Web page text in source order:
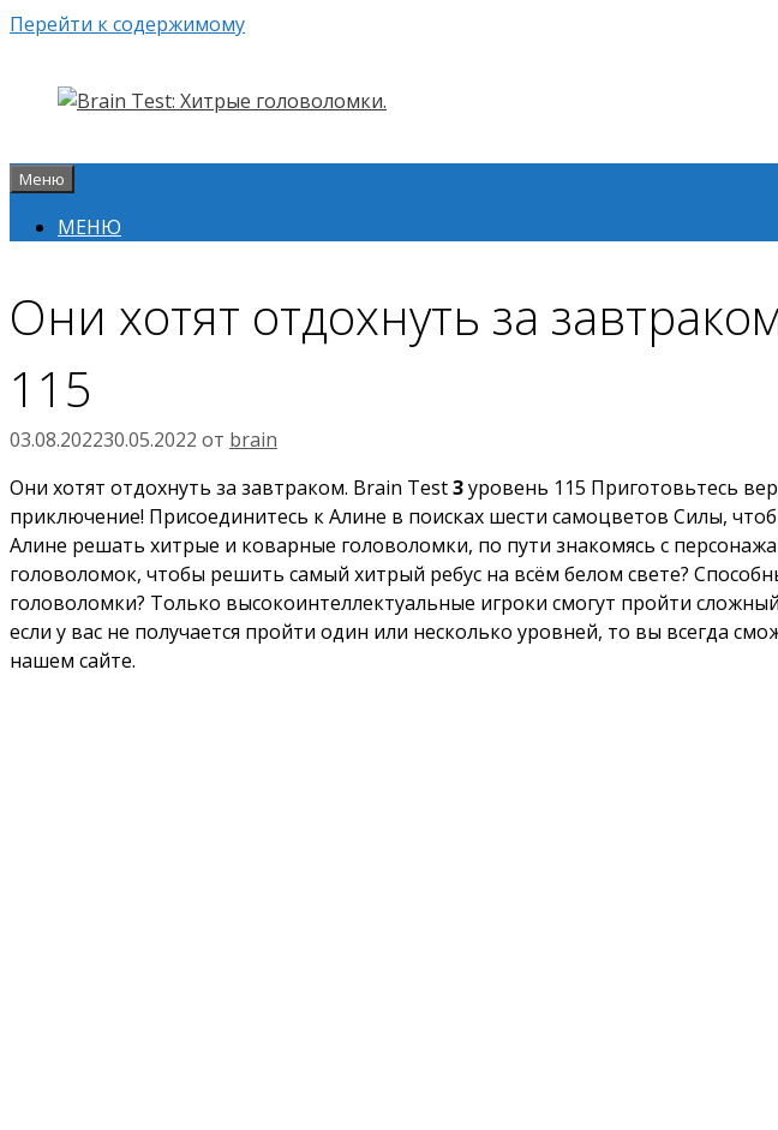
Перейти к содержимому
Меню
МЕНЮ
Они хотят отдохнуть за
115
03.08.202230.05.2022 от brain
Они хотят отдохнуть за завтраком. Brain Test3уровень 115 Приготовьтесь
приключение! Присоединитесь к Алине в поисках шести самоцветов Силы,
Алине решать хитрые и коварные головоломки, по пути знакомясь с
головоломок, чтобы решить самый хитрый ребус на всём белом свете?
головоломки? Только высокоинтеллектуальные игроки смогут пройти
если у вас не получается пройти один или несколько уровней, то вы всегда
нашем сайте.